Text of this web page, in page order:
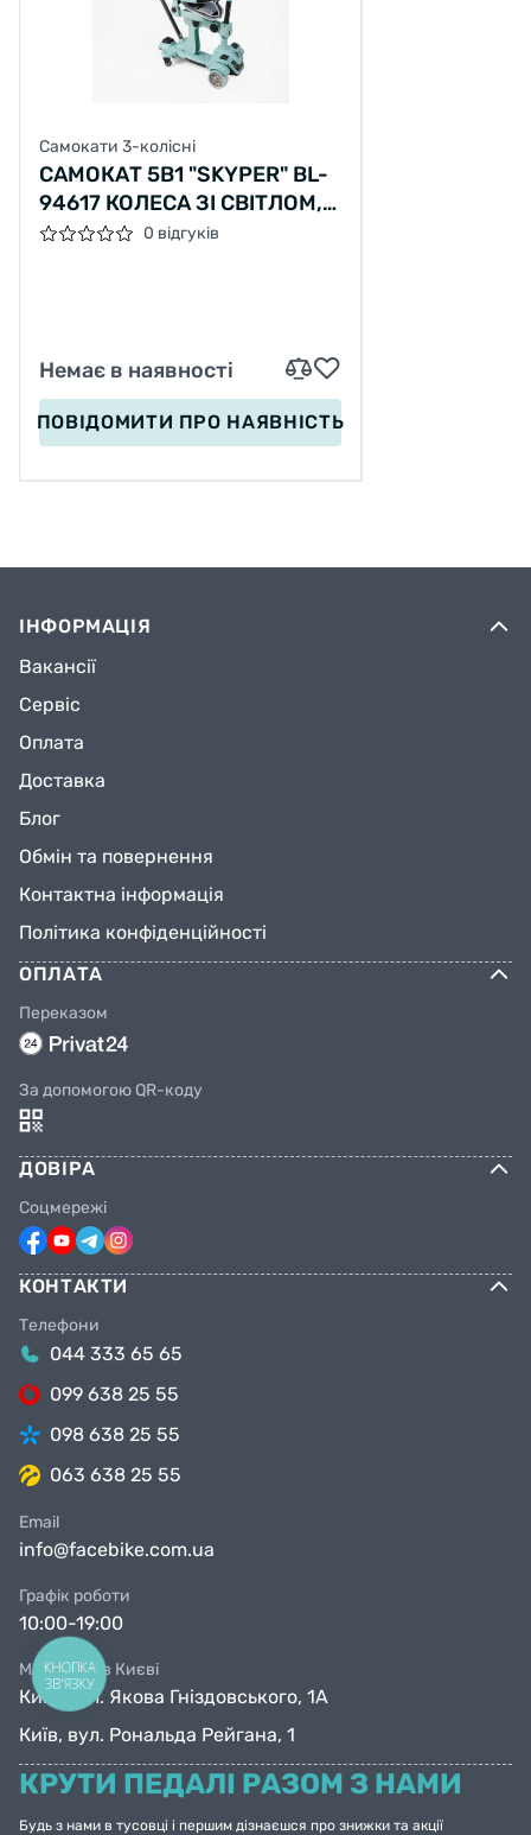
Самокати 3-колісні
САМОКАТ 5В1 "SKYPER" BL-
94617 КОЛЕСА ЗІ СВІТЛОМ,
ДОДАТКОВІ КОЛЕСА
0 відгуків
Немає в наявності
ПОВІДОМИТИ ПРО НАЯВНІСТЬ
ІНФОРМАЦІЯ
Вакансії
Сервіс
Оплата
Доставка
Блог
Обмін та повернення
Контактна інформація
Політика конфіденційності
ОПЛАТА
Переказом
За допомогою QR-коду
ДОВІРА
Соцмережі
КОНТАКТИ
Телефони
044 333 65 65
099 638 25 55
098 638 25 55
063 638 25 55
Email
info@facebike.com.ua
Графік роботи
10:00-19:00
Магазини в Києві
Київ, вул. Якова Гніздовського, 1А
Київ, вул. Рональда Рейгана, 1
КРУТИ ПЕДАЛІ РАЗОМ З НАМИ
Будь з нами в тусовці і першим дізнаєшся про знижки та акції
КНОПКА
ЗВ'ЯЗКУ